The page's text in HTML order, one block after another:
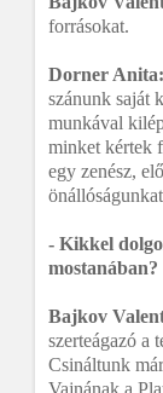
forrásokat.
Dorner Anita:
szánunk saját
munkával
minket kértek
egy zenész,
- Kikkel
mostanában?
Bajkov
szerteágazó a
Csináltunk
Vajnának a